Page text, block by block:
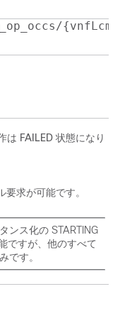
は FAILED 状態になり
求が可能です。
ンス化の STARTING
ですが、他のすべて
です。